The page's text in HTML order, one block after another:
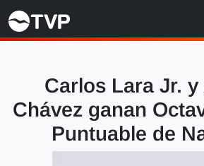
Carlos Lara Jr.
Chávez ganan
Puntuable de